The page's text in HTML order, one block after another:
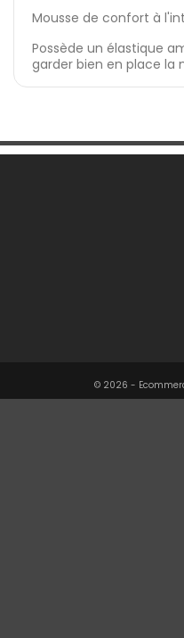
Mousse de confort à
Possède un élastique
garder bien en place la
© 2026 -